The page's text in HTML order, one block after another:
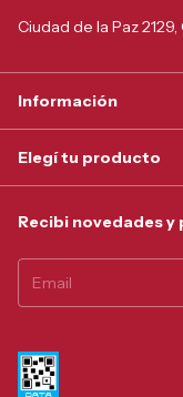
Ciudad de la Paz 2129,
Información
Elegí tu producto
Recibi novedades